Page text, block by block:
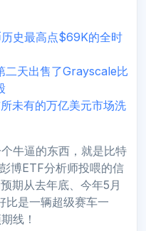
史最高点$69K的全时
二天出售了Grayscale比
未有的万亿美元市场洗
牛逼的东西，就是比特
博ETF分析师投喂的信
期从去年底、今年5月
比是一辆超级赛车一
线！